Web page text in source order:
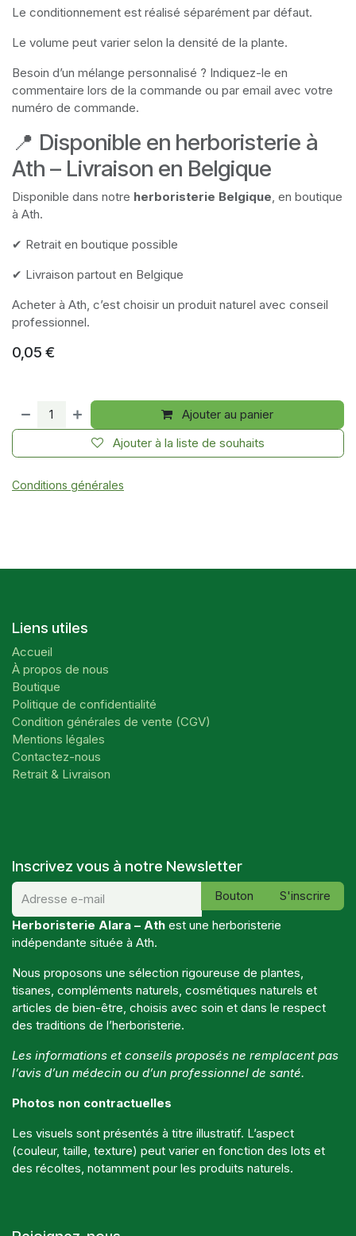
Le conditionnement est réalisé séparément par défaut.
Le volume peut varier selon la densité de la plante.
Besoin d’un mélange personnalisé ? Indiquez-le en
commentaire lors de la commande ou par email avec votre
numéro de commande.
📍 Disponible en herboristerie à
Ath – Livraison en Belgique
Disponible dans notre herboristerie Belgique, en boutique
à Ath.
✔ Retrait en boutique possible
✔ Livraison partout en Belgique
Acheter à Ath, c’est choisir un produit naturel avec conseil
professionnel.
0,05 €
Ajouter au panier
Ajouter à la liste de souhaits
Conditions générales
Liens utiles
Accueil
À propos de nous
Boutique
Politique de confidentialité
Condition générales de vente (CGV)
Mentions légales
Contactez-nous
Retrait & Livraison
Inscrivez vous à notre Newsletter
Bouton
S'inscrire
Herboristerie Alara – Ath est une herboristerie
indépendante située à Ath.
Nous proposons une sélection rigoureuse de plantes,
tisanes, compléments naturels, cosmétiques naturels et
articles de bien-être, choisis avec soin et dans le respect
des traditions de l’herboristerie.
Les informations et conseils proposés ne remplacent pas
l’avis d’un médecin ou d’un professionnel de santé.
Photos non contractuelles
Les visuels sont présentés à titre illustratif. L’aspect
(couleur, taille, texture) peut varier en fonction des lots et
des récoltes, notamment pour les produits naturels.